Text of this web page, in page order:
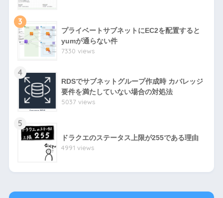
3
プライベートサブネットにEC2を配置すると
yumが通らない件
7330 views
4
RDSでサブネットグループ作成時 カバレッジ
要件を満たしていない場合の対処法
5037 views
5
ドラクエのステータス上限が255である理由
4991 views